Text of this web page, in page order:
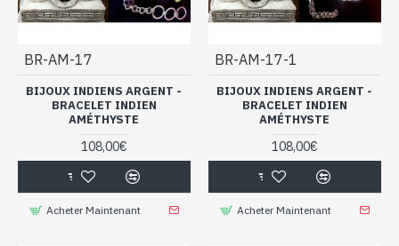
BR-AM-17
BIJOUX INDIENS ARGENT -
BRACELET INDIEN
AMÉTHYSTE
108,00€
Acheter Maintenant
BR-AM-17-1
BIJOUX INDIENS ARGENT -
BRACELET INDIEN
AMÉTHYSTE
108,00€
Acheter Maintenant